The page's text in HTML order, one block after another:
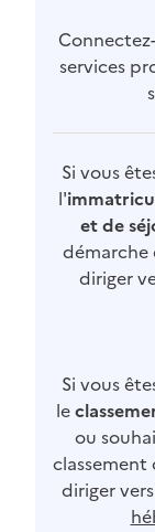
services
Si vous
l'
et de
diriger
Si vous
le
ou
diriger